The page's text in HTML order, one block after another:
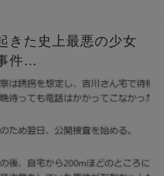
きた史上最悪の少女
件…